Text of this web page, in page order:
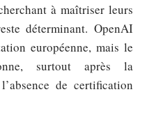
à maîtriser leurs
déterminant. OpenAI
européenne, mais le
surtout après la
de certification